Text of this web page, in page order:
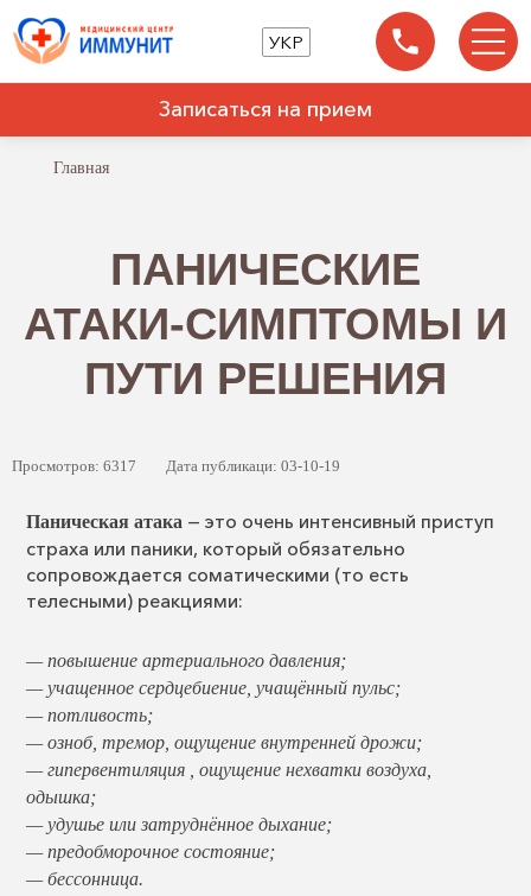
УКР
Записаться на прием
Главная
ПАНИЧЕСКИЕ
АТАКИ-СИМПТОМЫ И
ПУТИ РЕШЕНИЯ
Просмотров: 6317 Дата публикаци: 03-10-19
Паническая атака — это очень интенсивный приступ
страха или паники, который обязательно
сопровождается соматическими (то есть
телесными) реакциями:
— повышение артериального давления;
— учащенное сердцебиение, учащённый пульс;
— потливость;
— озноб, тремор, ощущение внутренней дрожи;
— гипервентиляция , ощущение нехватки воздуха,
одышка;
— удушье или затруднённое дыхание;
— предобморочное состояние;
— бессонница.